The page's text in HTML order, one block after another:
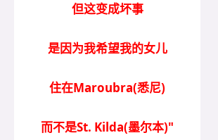
但这变成坏事
是因为我希望我的女儿
住在Maroubra(悉尼)
而不是St. Kilda(墨尔本)"